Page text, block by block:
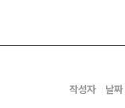
작성자 날짜